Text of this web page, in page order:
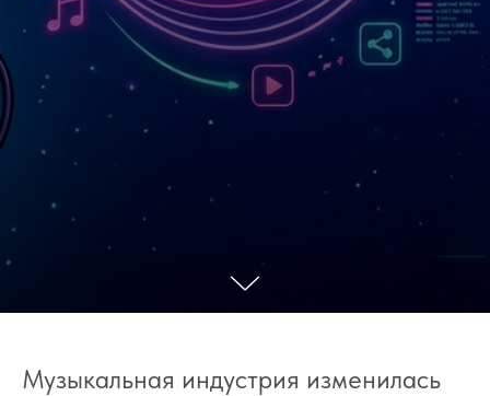
Музыкальная индустрия изменилась